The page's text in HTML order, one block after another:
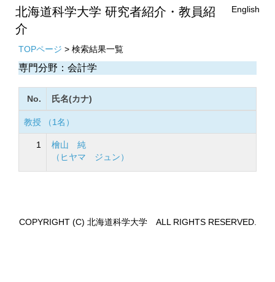
北海道科学大学 研究者紹介・教員紹
介
English
TOPページ > 検索結果一覧
専門分野：会計学
No. 氏名(カナ)
教授 （1名）
1
檜山 純
（ヒヤマ ジュン）
COPYRIGHT (C) 北海道科学大学 ALL RIGHTS RESERVED.